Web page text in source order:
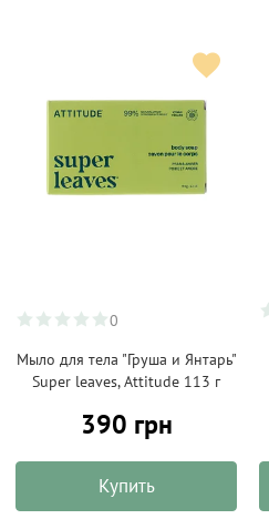
0
Мыло для тела "Груша и Янтарь"
Super leaves, Attitude 113 г
390 грн
Купить